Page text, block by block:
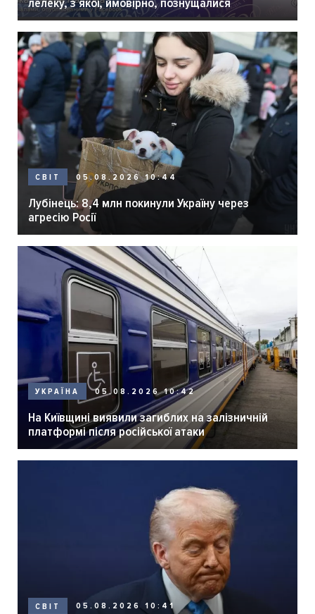
СВІТ 05.08.2026 10:44
Лубінець: 8,4 млн покинули Україну через
агресію Росії
УКРАЇНА 05.08.2026 10:42
На Київщині виявили загиблих на залізничній
платформі після російської атаки
СВІТ 05.08.2026 10:41